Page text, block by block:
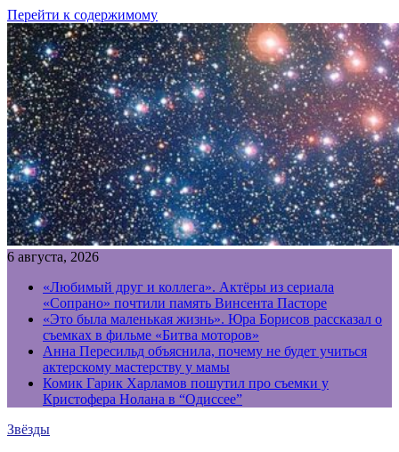
Перейти к содержимому
6 августа, 2026
«Любимый друг и коллега». Актёры из сериала
«Сопрано» почтили память Винсента Пасторе
«Это была маленькая жизнь». Юра Борисов рассказал о
съемках в фильме «Битва моторов»
Анна Пересильд объяснила, почему не будет учиться
актерскому мастерству у мамы
Комик Гарик Харламов пошутил про съемки у
Кристофера Нолана в “Одиссее”
Звёзды